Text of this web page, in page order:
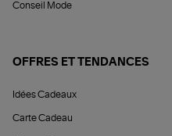
Conseil Mode
OFFRES ET TENDANCES
Idées Cadeaux
Carte Cadeau